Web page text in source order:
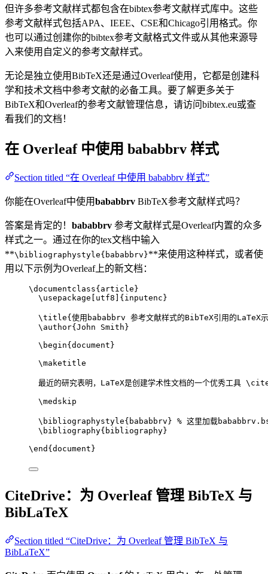
但许多参考文献样式都包含在bibtex参考文献样式库中。这些
参考文献样式包括APA、IEEE、CSE和Chicago引用格式。你
也可以通过创建你的bibtex参考文献格式文件或从其他来源导
入来使用自定义的参考文献样式。
无论是独立使用BibTeX还是通过Overleaf使用，它都是创建科
学和技术文档中参考文献的必备工具。要了解更多关于
BibTeX和Overleaf的参考文献管理信息，请访问bibtex.eu或查
看我们的文档！
在 Overleaf 中使用 bababbrv 样式
Section titled “在 Overleaf 中使用 bababbrv 样式”
你能在Overleaf中使用bababbrv BibTeX参考文献样式吗？
答案是肯定的！ bababbrv 参考文献样式是Overleaf内置的众多
样式之一。通过在你的tex文档中输入
**\bibliographystyle{bababbrv}**来使用这种样式，或者使
用以下示例为Overleaf上的新文档：
\documentclass{ article }
\usepackage
utf8 ]{ inputenc }
\title{使用bababbrv 参考文献样式的BibTeX引用的LaTeX
\author{John Smith}
\begin{ document }
\maketitle
最近的研究表明，LaTeX是创建学术性文档的一个优秀工具
\medskip
\bibliographystyle{bababbrv} % 这里加载
\bibliography{bibliography}
\end { document }
CiteDrive：为 Overleaf 管理 BibTeX 与
BibLaTeX
Section titled “CiteDrive：为 Overleaf 管理 BibTeX 与
BibLaTeX”